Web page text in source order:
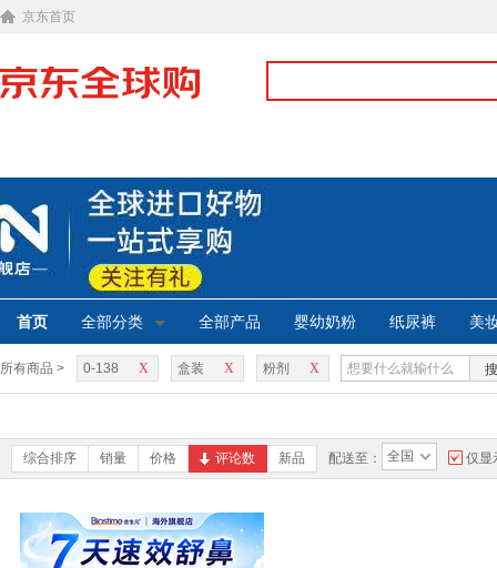
京东首页
首页 全部分类 全部产品 婴幼奶粉 纸尿裤 美
所有商品 > X
0-138 X
盒装 X
粉剂
综合排序 销量 价格 评论数 新品 配送至： 全国 仅显